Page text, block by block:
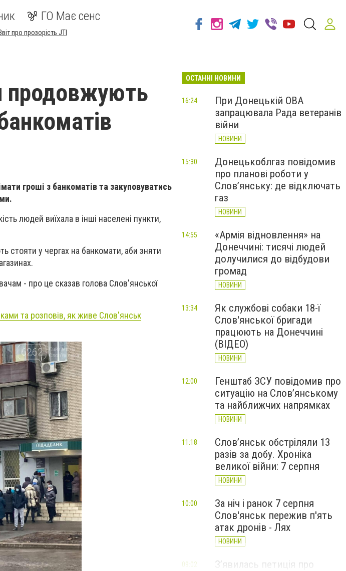
ГО Має сенс
про прозорість JTI
продовжують
гроші з банкоматів та закуповуватись
людей виїхала в інші населені пункти,
у чергах на банкомати, аби зняти
- про це сказав голова Слов'янської
та розповів, як живе Слов'янськ
ОСТАННІ НОВИНИ
При Донецькій ОВА
запрацювала Рада ветеранів
війни
НОВИНИ
16:24
Донецькоблгаз повідомив
про планові роботи у
Слов’янську: де відключать
газ
НОВИНИ
15:30
«Армія відновлення» на
Донеччині: тисячі людей
долучилися до відбудови
громад
НОВИНИ
14:55
Як службові собаки 18-ї
Слов'янської бригади
працюють на Донеччині
(ВІДЕО)
НОВИНИ
13:34
Генштаб ЗСУ повідомив про
ситуацію на Слов’янському
та найближчих напрямках
НОВИНИ
12:00
Слов’янськ обстріляли 13
разів за добу. Хроніка
великої війни: 7 серпня
НОВИНИ
11:18
За ніч і ранок 7 серпня
Слов'янськ пережив п'ять
атак дронів - Лях
НОВИНИ
10:00
З’явилась петиція про
09:02